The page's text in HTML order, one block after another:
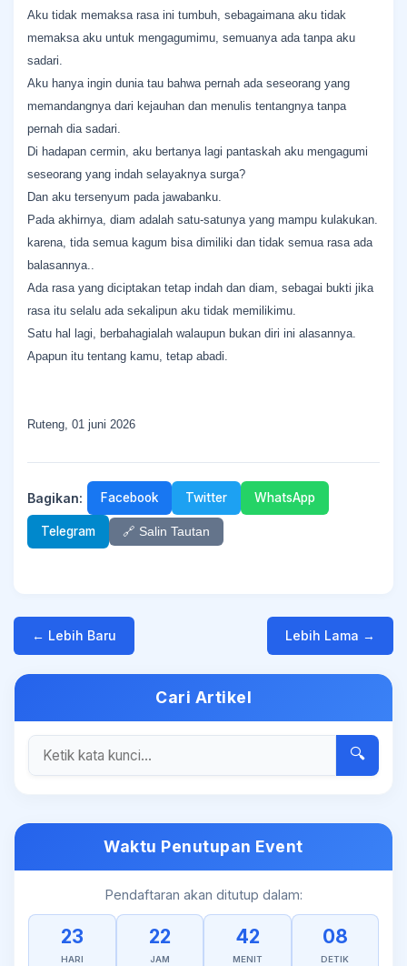
Aku tidak memaksa rasa ini tumbuh, sebagaimana aku tidak
memaksa aku untuk mengagumimu, semuanya ada tanpa aku
sadari.
Aku hanya ingin dunia tau bahwa pernah ada seseorang yang
memandangnya dari kejauhan dan menulis tentangnya tanpa
pernah dia sadari.
Di hadapan cermin, aku bertanya lagi pantaskah aku mengagumi
seseorang yang indah selayaknya surga?
Dan aku tersenyum pada jawabanku.
Pada akhirnya, diam adalah satu-satunya yang mampu kulakukan.
karena, tida semua kagum bisa dimiliki dan tidak semua rasa ada
balasannya..
Ada rasa yang diciptakan tetap indah dan diam, sebagai bukti jika
rasa itu selalu ada sekalipun aku tidak memilikimu.
Satu hal lagi, berbahagialah walaupun bukan diri ini alasannya.
Apapun itu tentang kamu, tetap abadi.
Ruteng, 01 juni 2026
Bagikan: Facebook Twitter WhatsApp
Telegram 🔗 Salin Tautan
← Lebih Baru Lebih Lama →
Cari Artikel
🔍
Waktu Penutupan Event
Pendaftaran akan ditutup dalam:
23
HARI
22
JAM
42
MENIT
08
DETIK